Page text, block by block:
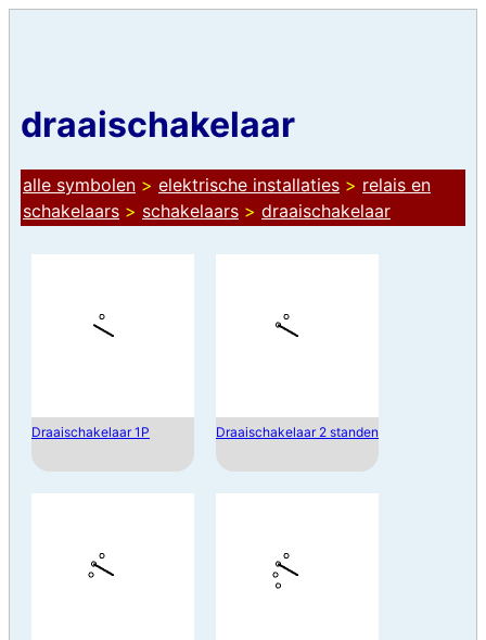
draaischakelaar
alle symbolen > elektrische installaties > relais en
schakelaars > schakelaars > draaischakelaar
Draaischakelaar 1P Draaischakelaar 2 standen